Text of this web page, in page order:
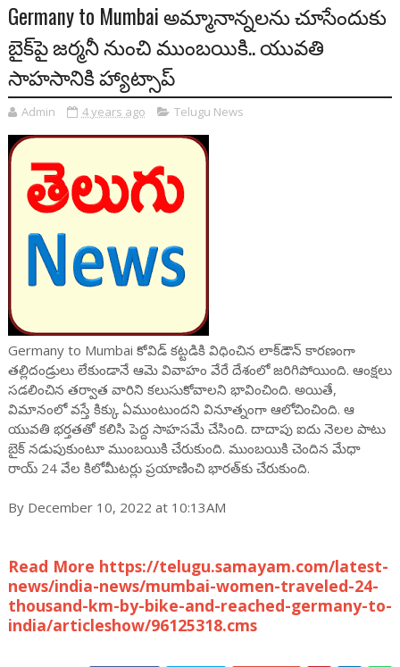
Germany to Mumbai అమ్మానాన్నలను చూసేందుకు
బైక్‌పై జర్మనీ నుంచి ముంబయికి.. యువతి
సాహసానికి హ్యాట్సాప్
Admin 4 years ago Telugu News
Germany to Mumbai కోవిడ్ కట్టడికి విధించిన లాక్‌డౌన్ కారణంగా
తల్లిదండ్రులు లేకుండానే ఆమె వివాహం వేరే దేశంలో జరిగిపోయింది. ఆంక్షలు
సడలించిన తర్వాత వారిని కలుసుకోవాలని భావించింది. అయితే,
విమానంలో వస్తే కిక్కు ఏముంటుందని వినూత్నంగా ఆలోచించింది. ఆ
యువతి భర్తతతో కలిసి పెద్ద సాహసమే చేసింది. దాదాపు ఐదు నెలల పాటు
బైక్ నడుపుకుంటూ ముంబయికి చేరుకుంది. ముంబయికి చెందిన మేధా
రాయ్‌ 24 వేల కిలోమీటర్లు ప్రయాణించి భారత్‌కు చేరుకుంది.
By December 10, 2022 at 10:13AM
Read More https://telugu.samayam.com/latest-
news/india-news/mumbai-women-traveled-24-
thousand-km-by-bike-and-reached-germany-to-
india/articleshow/96125318.cms